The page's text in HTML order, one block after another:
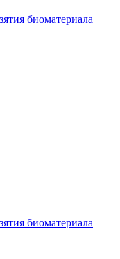
биоматериала
биоматериала